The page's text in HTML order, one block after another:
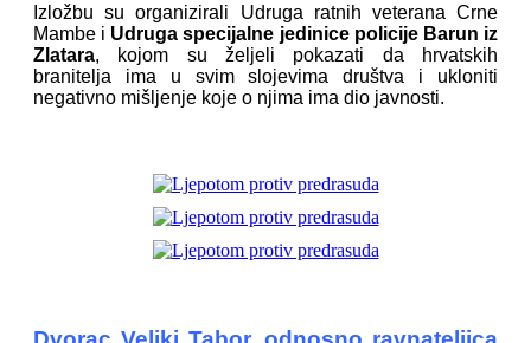
Izložbu su organizirali Udruga ratnih veterana Crne
Mambe i Udruga specijalne jedinice policije Barun iz
Zlatara, kojom su željeli pokazati da hrvatskih
branitelja ima u svim slojevima društva i ukloniti
negativno mišljenje koje o njima ima dio javnosti.